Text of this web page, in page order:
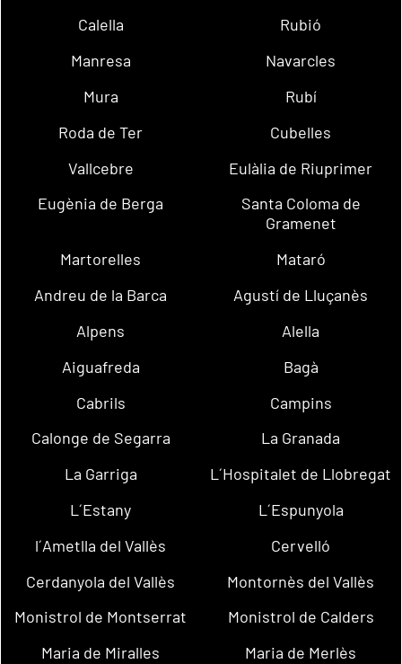
Calella
Rubió
Manresa
Navarcles
Mura
Rubí
Roda de Ter
Cubelles
Vallcebre
Eulàlia de Riuprimer
Eugènia de Berga
Santa Coloma de
Gramenet
Martorelles
Mataró
Andreu de la Barca
Agustí de Lluçanès
Alpens
Alella
Aiguafreda
Bagà
Cabrils
Campins
Calonge de Segarra
La Granada
La Garriga
L´Hospitalet de Llobregat
L´Estany
L´Espunyola
l´Ametlla del Vallès
Cervelló
Cerdanyola del Vallès
Montornès del Vallès
Monistrol de Montserrat
Monistrol de Calders
Maria de Miralles
Maria de Merlès